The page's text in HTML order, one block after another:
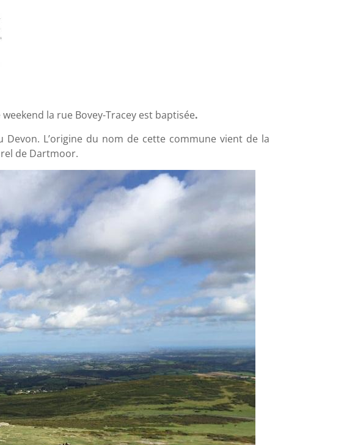
la rue Bovey-Tracey est baptisée.
L’origine du nom de cette commune vient de la
de Dartmoor.